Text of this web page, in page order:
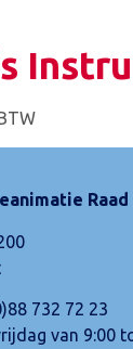
Raad
732 72 23
van 9:00